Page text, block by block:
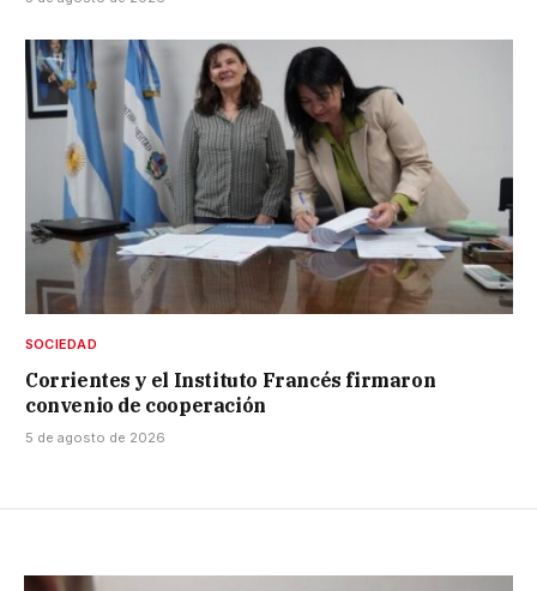
SOCIEDAD
Corrientes y el Instituto Francés firmaron
convenio de cooperación
5 de agosto de 2026